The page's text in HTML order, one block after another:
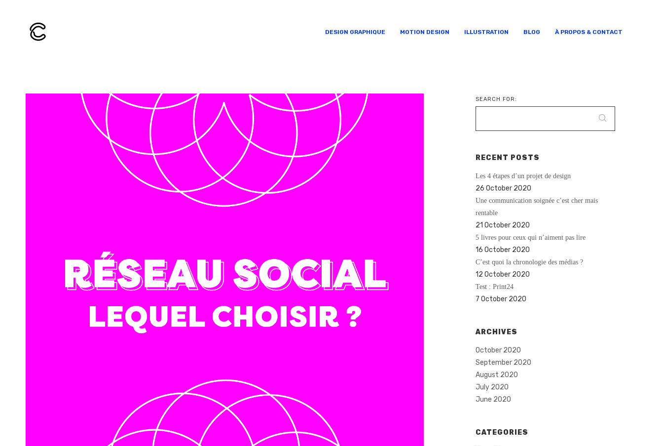
DESIGN GRAPHIQUE MOTION DESIGN ILLUSTRATION BLOG À PROPOS & CONTACT
SEARCH FOR:
RECENT POSTS
Les 4 étapes d’un projet de design
26 October 2020
Une communication soignée c’est cher mais
rentable
21 October 2020
5 livres pour ceux qui n’aiment pas lire
16 October 2020
C’est quoi la chronologie des médias ?
12 October 2020
Test : Print24
7 October 2020
ARCHIVES
October 2020
September 2020
August 2020
July 2020
June 2020
CATEGORIES